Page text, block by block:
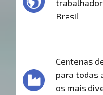
Brasil
Centenas
para todas
os mais